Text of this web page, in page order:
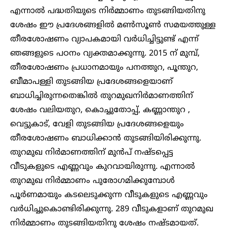
എന്നാൽ പദ്ധതിയുടെ നിർമ്മാണം തുടങ്ങിയതിനു
ശേഷം ഈ പ്രദേശങ്ങളിൽ മൺസൂൺ സമയത്തുള്ള
തീരശോഷണം വ്യാപകമായി വർധിച്ചിട്ടുണ്ട് എന്ന്
ഞങ്ങളുടെ പഠനം വ്യക്തമാക്കുന്നു. 2015 ന് മുമ്പ്,
തീരശോഷണം പ്രധാനമായും പനത്തുറ, പൂന്തുറ,
ബീമാപള്ളി തുടങ്ങിയ പ്രദേശങ്ങളെയാണ്
ബാധിച്ചിരുന്നതെങ്കിൽ തുറമുഖനിർമാണത്തിന്
ശേഷം വലിയതുറ, കൊച്ചുതോപ്പ്, കണ്ണാന്തുറ ,
വെട്ടുകാട്, വേളി തുടങ്ങിയ പ്രദേശങ്ങളെയും
തീരശോഷണം ബാധിക്കാൻ തുടങ്ങിയിരിക്കുന്നു.
തുറമുഖ നിർമാണത്തിന് മുൻപ് നഷ്ടപ്പെട്ട
വീടുകളുടെ എണ്ണവും കുറവായിരുന്നു. എന്നാൽ
തുറമുഖ നിർമ്മാണം പുരോഗമിക്കുമ്പോൾ
പൂർണമായും കടലെടുക്കുന്ന വീടുകളുടെ എണ്ണവും
വർധിച്ചുകൊണ്ടിരിക്കുന്നു. 289 വീടുകളാണ് തുറമുഖ
നിർമ്മാണം തുടങ്ങിയതിനു ശേഷം നഷ്ടമായത്.